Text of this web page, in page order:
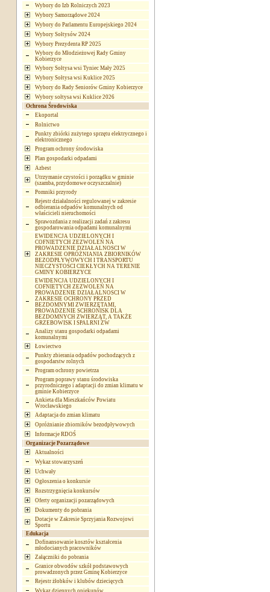
Wybory do Izb Rolniczych 2023
Wybory Samorządowe 2024
Wybory do Parlamentu Europejskiego 2024
Wybory Sołtysów 2024
Wybory Prezydenta RP 2025
Wybory do Młodzieżowej Rady Gminy
Kobierzyce
Wybory Sołtysa wsi Tyniec Mały 2025
Wybory Sołtysa wsi Kuklice 2025
Wybory do Rady Seniorów Gminy Kobierzyce
Wybory sołtysa wsi Kuklice 2026
Ochrona Środowiska
Ekoportal
Rolnictwo
Punkty zbiórki zużytego sprzętu elektrycznego i
elektronicznego
Program ochrony środowiska
Plan gospodarki odpadami
Azbest
Utrzymanie czystości i porządku w gminie
(szamba, przydomowe oczyszczalnie)
Pomniki przyrody
Rejestr działalności regulowanej w zakresie
odbierania odpadów komunalnych od
właścicieli nieruchomości
Sprawozdania z realizacji zadań z zakresu
gospodarowania odpadami komunalnymi
EWIDENCJA UDZIELONYCH I
COFNIETYCH ZEZWOLEŃ NA
PROWADZENIE DZIAŁALNOSCI W
ZAKRESIE OPRÓŻNIANIA ZBIORNIKÓW
BEZODPŁYWOWYCH I TRANSPORTU
NIECZYSTOŚCI CIEKŁYCH NA TERENIE
GMINY KOBIERZYCE
EWIDENCJA UDZIELONYCH I
COFNIETYCH ZEZWOLEŃ NA
PROWADZENIE DZIAŁALNOSCI W
ZAKRESIE OCHRONY PRZED
BEZDOMNYMI ZWIERZĘTAMI,
PROWADZENIE SCHRONISK DLA
BEZDOMNYCH ZWIERZĄT, A TAKŻE
GRZEBOWISK I SPALRNI ZW
Analizy stanu gospodarki odpadami
komunalnymi
Łowiectwo
Punkty zbierania odpadów pochodzących z
gospodarstw rolnych
Program ochrony powietrza
Program poprawy stanu środowiska
przyrodniczego i adaptacji do zmian klimatu w
gminie Kobierzyce
Ankieta dla Mieszkańców Powiatu
Wrocławskiego
Adaptacja do zmian klimatu
Opróżnianie zbiorników bezodpływowych
Informacje RDOŚ
Organizacje Pozarządowe
Aktualności
Wykaz stowarzyszeń
Uchwały
Ogłoszenia o konkursie
Rozstrzygnięcia konkursów
Oferty organizacji pozarządowych
Dokumenty do pobrania
Dotacje w Zakresie Sprzyjania Rozwojowi
Sportu
Edukacja
Dofinansowanie kosztów kształcenia
młodocianych pracowników
Załączniki do pobrania
Granice obwodów szkół podstawowych
prowadzonych przez Gminę Kobierzyce
Rejestr żłobków i klubów dziecięcych
Wykaz dziennych opiekunów